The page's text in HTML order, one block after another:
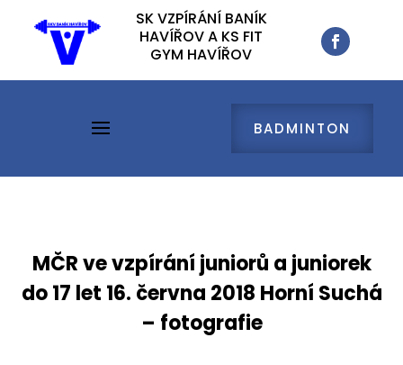
SK VZPÍRÁNÍ BANÍK
HAVÍŘOV A KS FIT
GYM HAVÍŘOV
BADMINTON
SK VZPÍRÁNÍ BANÍK
HAVÍŘOV A KS FIT
GYM HAVÍŘOV
BADMINTON
MČR ve vzpírání juniorů a juniorek
do 17 let 16. června 2018 Horní Suchá
– fotografie